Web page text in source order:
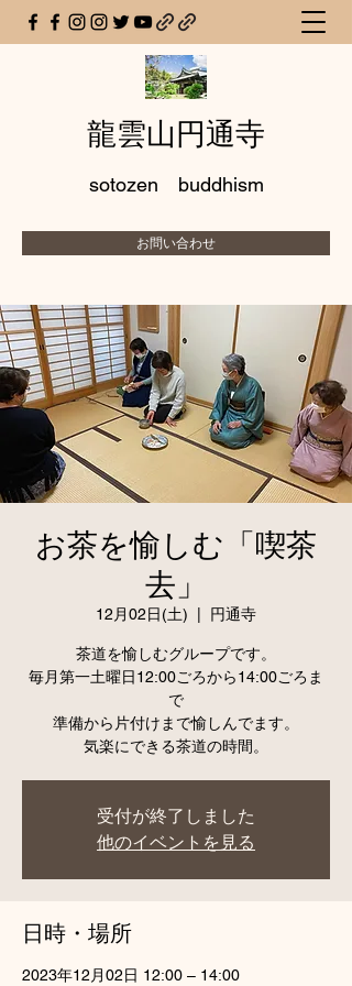
龍雲山円通寺
sotozen buddhism
お問い合わせ
お茶を愉しむ「喫茶
去」
12月02日(土) 円通寺
茶道を愉しむグループです。
毎月第一土曜日12:00ごろから14:00ごろま
で
準備から片付けまで愉しんでます。
気楽にできる茶道の時間。
受付が終了しました
他のイベントを見る
日時・場所
2023年12月02日 12:00 – 14:00